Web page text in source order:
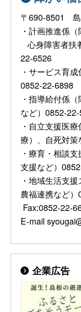
〒690-8501 島
・計画推進係
心身障害者扶
22-6526
・サービス育
0852-22-6898
・指導給付係
など）0852-
・自立支援医
療）、自死対
・療育・相談
支援など）
・地域生活支
農福連携など
Fax:0852-22-
E-mail
企業広告